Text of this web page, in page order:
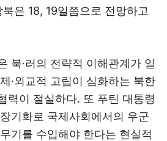
은 18, 19일쯤으로 전망하고
북·러의 전략적 이해관계가 일
·외교적 고립이 심화하는 북한
력이 절실하다. 또 푸틴 대통령
기화로 국제사회에서의 우군
기를 수입해야 한다는 현실적